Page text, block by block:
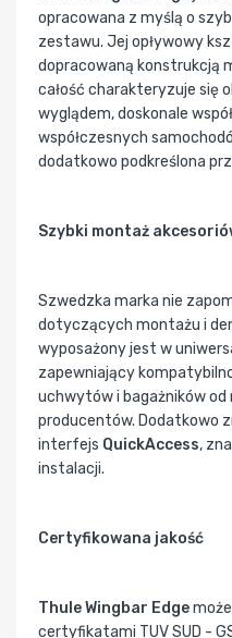
opracowana z myślą o
zestawu. Jej opływowy
dopracowaną konstrukcją
całość charakteryzuje się
wyglądem, doskonale
współczesnych
dodatkowo podkreślona
Szybki montaż
Szwedzka marka nie
dotyczących montażu i
wyposażony jest w
zapewniający
uchwytów i bagażników od
producentów. Dodatkowo
interfejs QuickAccess,
instalacji.
Certyfikowana jakość
Thule Wingbar Edge
certyfikatami TUV SUD -